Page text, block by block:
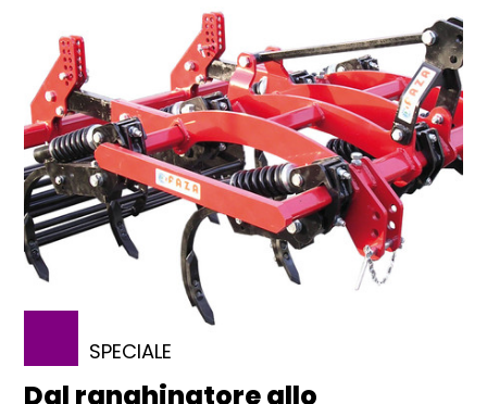
SPECIALE
Dal ranghinatore allo